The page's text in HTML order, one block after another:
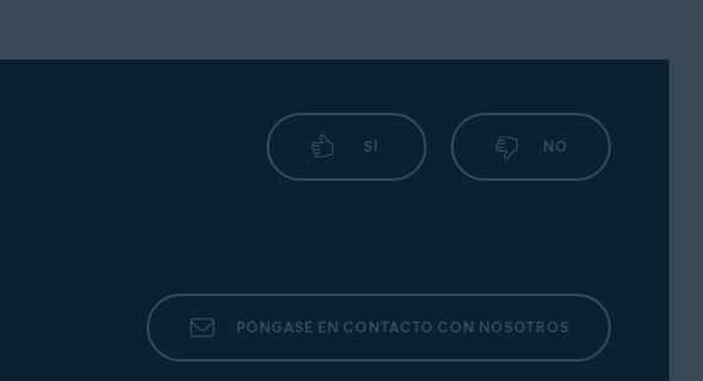
SÍ NO
PÓNGASE EN CONTACTO CON NOSOTROS